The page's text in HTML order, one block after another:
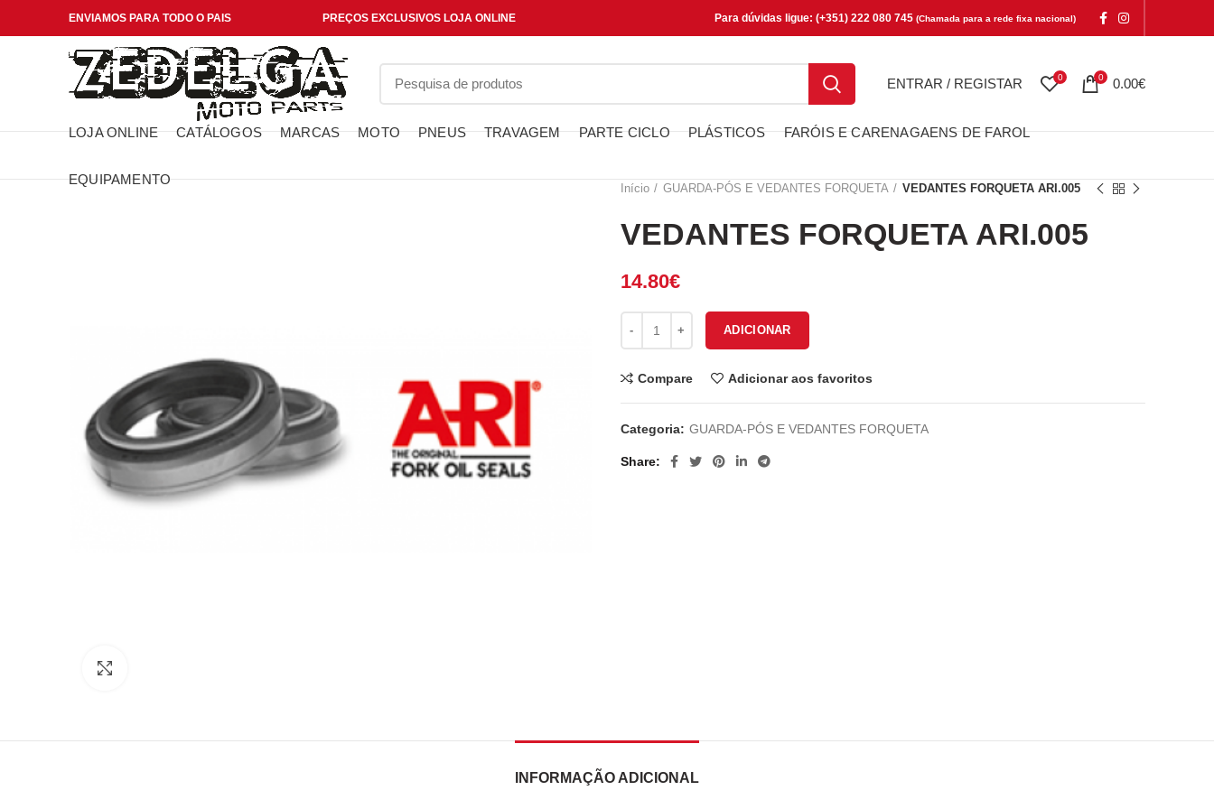
ENVIAMOS PARA TODO O PAIS PREÇOS EXCLUSIVOS LOJA ONLINE Para dúvidas ligue: (+351) 222 080 745 (Chamada para a rede fixa nacional)
ENTRAR / REGISTAR 0 0 0.00€
LOJA ONLINE CATÁLOGOS MARCAS MOTO PNEUS TRAVAGEM PARTE CICLO PLÁSTICOS FARÓIS E CARENAGAENS DE FAROL
EQUIPAMENTO
Início GUARDA-PÓS E VEDANTES FORQUETA VEDANTES FORQUETA ARI.005
VEDANTES FORQUETA ARI.005
14.80€
ADICIONAR
Compare Adicionar aos favoritos
Categoria: GUARDA-PÓS E VEDANTES FORQUETA
Share
INFORMAÇÃO ADICIONAL